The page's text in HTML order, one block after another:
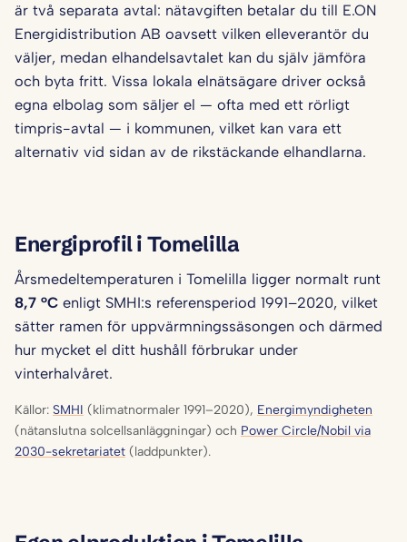
är två separata avtal: nätavgiften betalar du till E.ON
Energidistribution AB oavsett vilken elleverantör du
väljer, medan elhandelsavtalet kan du själv jämföra
och byta fritt. Vissa lokala elnätsägare driver också
egna elbolag som säljer el — ofta med ett rörligt
timpris-avtal — i kommunen, vilket kan vara ett
alternativ vid sidan av de rikstäckande elhandlarna.
Energiprofil i Tomelilla
Årsmedeltemperaturen i Tomelilla ligger normalt runt
8,7 °C enligt SMHI:s referensperiod 1991–2020, vilket
sätter ramen för uppvärmningssäsongen och därmed
hur mycket el ditt hushåll förbrukar under
vinterhalvåret.
Källor: SMHI (klimatnormaler 1991–2020), Energimyndigheten
(nätanslutna solcellsanläggningar) och Power Circle/Nobil via
2030-sekretariatet (laddpunkter).